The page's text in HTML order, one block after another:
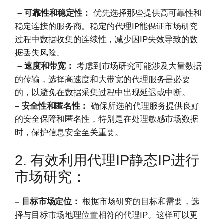
– 可靠性和稳定性： 优先选择那些提供高可靠性和
稳定连接的服务商。稳定的代理IP能保证市场研究
过程中数据收集的连续性，减少因IP失效导致的数
据丢失风险。
– 速度和带宽： 考虑到市场研究可能涉及大量数据
的传输，选择高速度和大带宽的代理服务是必要
的，以避免在数据采集过程中出现延迟或中断。
– 安全性和匿名性： 确保所选的代理服务提供良好
的安全保障和匿名性，特别是在处理敏感市场数据
时，保护信息安全至关重要。
2. 有效利用代理IP静态IP进行
市场研究：
– 目标市场定位： 根据市场研究的目标和需要，选
择与目标市场地理位置相符的代理IP。这样可以更